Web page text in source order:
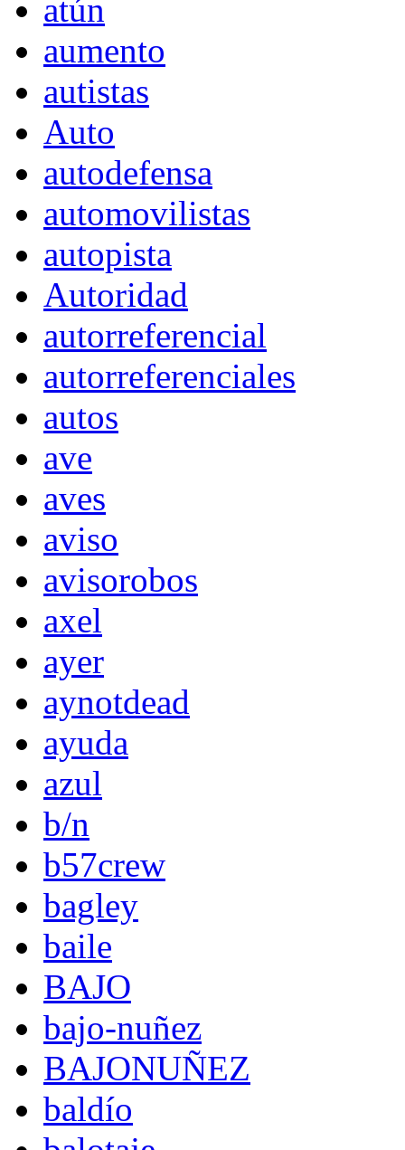
atún
aumento
autistas
Auto
autodefensa
automovilistas
autopista
Autoridad
autorreferencial
autorreferenciales
autos
ave
aves
aviso
avisorobos
axel
ayer
aynotdead
ayuda
azul
b/n
b57crew
bagley
baile
BAJO
bajo-nuñez
BAJONUÑEZ
baldío